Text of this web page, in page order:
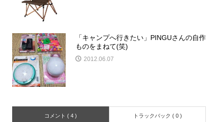
「キャンプへ行きたい」PINGUさんの自作
ものをまねて(笑)
2012.06.07
コメント ( 4 ) トラックバック ( 0 )